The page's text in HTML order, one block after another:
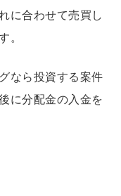
に合わせて売買し
。
なら投資する案件
に分配金の入金を